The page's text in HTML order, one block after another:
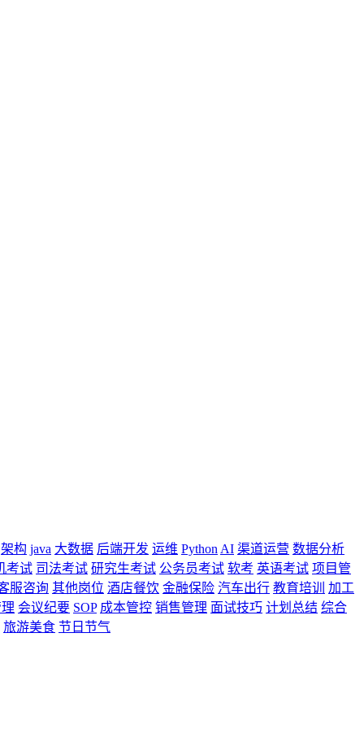
架构 java 大数据 后端开发 运维 Python AI 渠道运营 数据分析
考试 司法考试 研究生考试 公务员考试 软考 英语考试 项目管
服咨询 其他岗位 酒店餐饮 金融保险 汽车出行 教育培训
加工
会议纪要 SOP 成本管控 销售管理 面试技巧 计划总结 综合
旅游美食 节日节气